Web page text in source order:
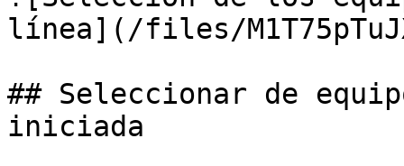
línea](/files/
## Seleccionar de
iniciada